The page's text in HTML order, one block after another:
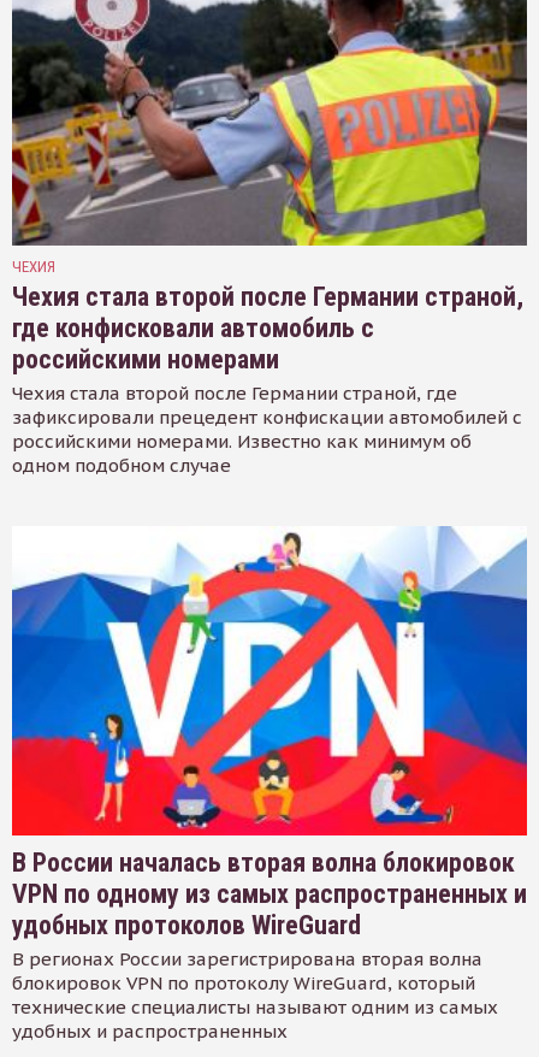
ЧЕХИЯ
Чехия стала второй после Германии страной,
где конфисковали автомобиль с
российскими номерами
Чехия стала второй после Германии страной, где
зафиксировали прецедент конфискации автомобилей с
российскими номерами. Известно как минимум об
одном подобном случае
В России началась вторая волна блокировок
VPN по одному из самых распространенных и
удобных протоколов WireGuard
В регионах России зарегистрирована вторая волна
блокировок VPN по протоколу WireGuard, который
технические специалисты называют одним из самых
удобных и распространенных